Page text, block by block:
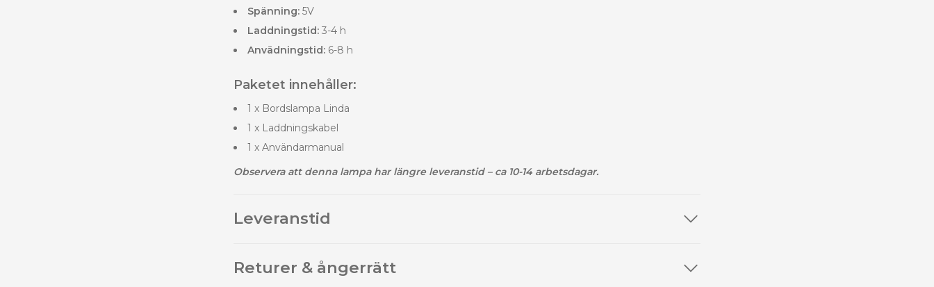
Spänning: 5V
Laddningstid: 3-4 h
Anvädningstid: 6-8 h
Paketet innehåller:
1 x Bordslampa Linda
1 x Laddningskabel
1 x Användarmanual
Observera att denna lampa har längre leveranstid – ca 10-14 arbetsdagar.
Leveranstid
Returer & ångerrätt